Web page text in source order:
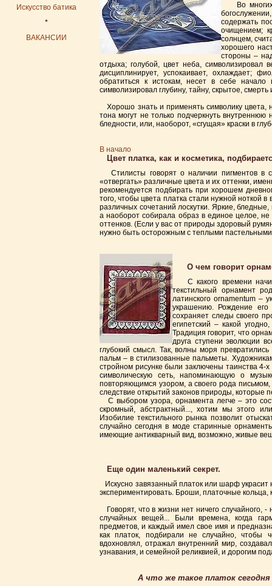
Искусство батика
*
ВАКАНСИИ
Во многих
содержать
очищением;
солнцем,
хорошего
стороны –
отдыха; голубой, цвет неба, символизировал
дисциплинирует, успокаивает, охлаждает;
обратиться к истокам, несет в себе начало
символизировал глубину, тайну, скрытое,
Хорошо знать и применять символику цвета,
тона могут не только подчеркнуть
бледности, или, наоборот, «сгущая» краски в
В начало
Цвет платка, как и косметика,
Стилисты говорят о наличии пигментов в
«отвергать» различные цвета и их оттенки,
рекомендуется подбирать при хорошем
того, чтобы цвета платка стали нужной ноткой
различных сочетаний лоскутки. Яркие,
а наоборот собирала образ в единое целое,
оттенков. (Если у вас от природы здоровый
нужно быть осторожным с теплыми
О чем говорит
С какого времени
текстильный орнамент
латинского ornamentum –
украшению. Рождение
сохраняет следы своего
египетский – какой
Традиция говорит, что
друга ступени эволюции
глубокий смысл. Так, волны моря
пальм – в стилизованные пальметы.
стройном рисунке были заключены таинства
символическую сеть, напоминающую о
повторяющимся узором, а своего рода
следствие открытий законов природы, которые
С выбором узора, орнамента легче – это
скромный, абстрактный..., хотим мы этого
Изобилие текстильного рынка позволит
случайно сегодня в моде старинные
имеющие антикварный вид, возможно, живые
Еще один маленький секрет.
Искусно завязанный платок или шарф украсит
экспериментировать. Броши, платочные кольца,
Говорят, что в жизни нет ничего случайного,
случайных вещей... Были времена, когда
предметов, и каждый имел свое имя и
как платок, подбирали не случайно, чтобы
вдохновлял, отражал внутренний мир,
узнавания, и семейной реликвией, и дорогим
А что же такое платок